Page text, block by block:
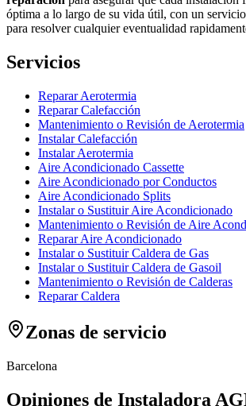
óptima a lo largo de su vida útil, con un
para resolver cualquier eventualidad
Servicios
Reparar Aerotermia
Reparar Calefacción
Mantenimiento o Revisión de Aerotermia
Instalar Calefacción
Instalar Aerotermia
Aire Acondicionado Cassette
Aire Acondicionado por Conductos
Aire Acondicionado Splits
Instalar o Sustituir Aire Acondicionado
Mantenimiento o Revisión de Aire
Reparar Aire Acondicionado
Instalar o Sustituir Caldera de Gas
Instalar o Sustituir Caldera de Gasoil
Mantenimiento o Revisión de Calderas
Reparar Caldera
Zonas de servicio
Barcelona
Opiniones de Instaladora